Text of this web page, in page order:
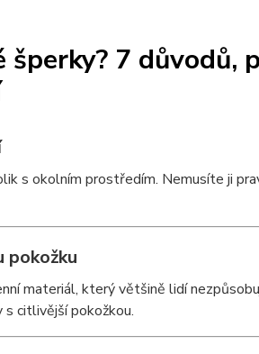
7 důvodů,
s okolním prostředím. Nemusíte ji
pokožku
materiál, který většině lidí
citlivější pokožkou.